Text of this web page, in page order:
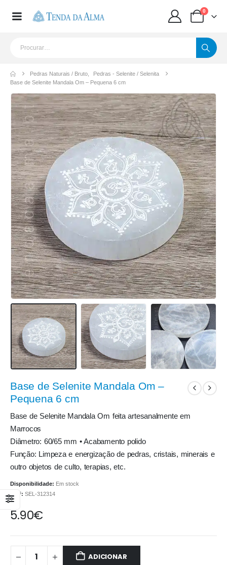
0
Pedras Naturais / Bruto
Pedras - Selenite / Selenita
Base de Selenite Mandala Om – Pequena 6 cm
Base de Selenite Mandala Om –
Pequena 6 cm
Base de Selenite Mandala Om feita artesanalmente em
Marrocos
Diâmetro: 60/65 mm • Acabamento polido
Função: Limpeza e energização de pedras, cristais, minerais e
outro objetos de culto, terapias, etc.
Disponibilidade: Em stock
REF: SEL-312314
5.90€
ADICIONAR